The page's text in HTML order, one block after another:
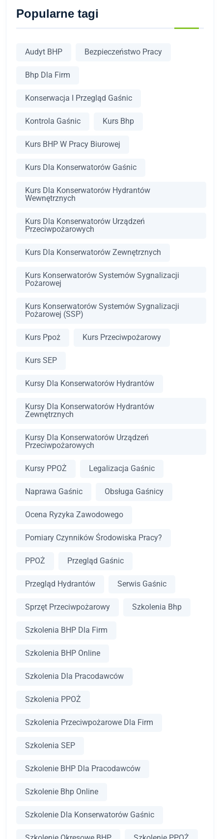
Popularne tagi
Audyt BHP Bezpieczeństwo Pracy
Bhp Dla Firm
Konserwacja I Przegląd Gaśnic
Kontrola Gaśnic Kurs Bhp
Kurs BHP W Pracy Biurowej
Kurs Dla Konserwatorów Gaśnic
Kurs Dla Konserwatorów Hydrantów
Wewnętrznych
Kurs Dla Konserwatorów Urządzeń
Przeciwpożarowych
Kurs Dla Konserwatorów Zewnętrznych
Kurs Konserwatorów Systemów Sygnalizacji
Pożarowej
Kurs Konserwatorów Systemów Sygnalizacji
Pożarowej (SSP)
Kurs Ppoż Kurs Przeciwpożarowy
Kurs SEP
Kursy Dla Konserwatorów Hydrantów
Kursy Dla Konserwatorów Hydrantów
Zewnętrznych
Kursy Dla Konserwatorów Urządzeń
Przeciwpożarowych
Kursy PPOŻ Legalizacja Gaśnic
Naprawa Gaśnic Obsługa Gaśnicy
Ocena Ryzyka Zawodowego
Pomiary Czynników Środowiska Pracy?
PPOŻ Przegląd Gaśnic
Przegląd Hydrantów Serwis Gaśnic
Sprzęt Przeciwpożarowy Szkolenia Bhp
Szkolenia BHP Dla Firm
Szkolenia BHP Online
Szkolenia Dla Pracodawców
Szkolenia PPOŻ
Szkolenia Przeciwpożarowe Dla Firm
Szkolenia SEP
Szkolenie BHP Dla Pracodawców
Szkolenie Bhp Online
Szkolenie Dla Konserwatorów Gaśnic